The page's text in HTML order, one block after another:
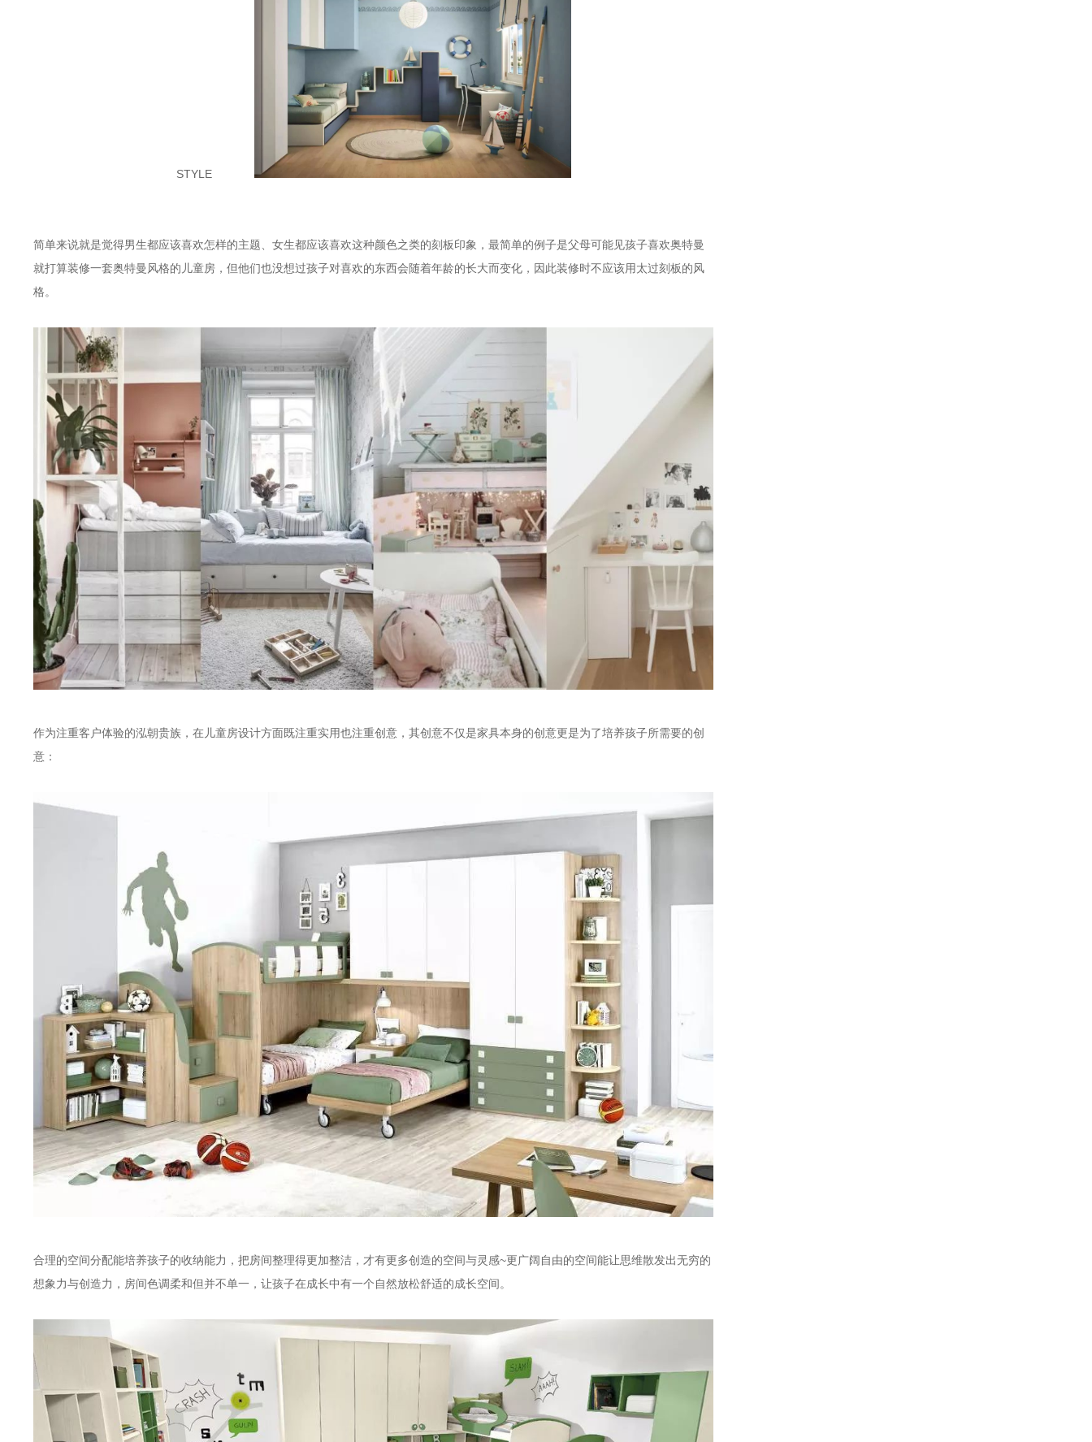
STYLE
简单来说就是觉得男生都应该喜欢怎样的主题、女生都应该喜欢这种颜色之类的刻板印象，最简单的例子是父母可能见孩子喜欢奥特曼
就打算装修一套奥特曼风格的儿童房，但他们也没想过孩子对喜欢的东西会随着年龄的长大而变化，因此装修时不应该用太过刻板的风
格。
作为注重客户体验的泓朝贵族，在儿童房设计方面既注重实用也注重创意，其创意不仅是家具本身的创意更是为了培养孩子所需要的创
意：
合理的空间分配能培养孩子的收纳能力，把房间整理得更加整洁，才有更多创造的空间与灵感~更广阔自由的空间能让思维散发出无穷的
想象力与创造力，房间色调柔和但并不单一，让孩子在成长中有一个自然放松舒适的成长空间。